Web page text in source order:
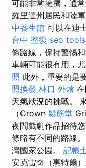
可能非常擁擠，通
羅里達州居民和陸
中養生館 可以在迪
台中 整復 seo tools
條路線，保持警惕
車輛可能很有用，
照 此外，重要的是
照換發 林口 外燴
天氣狀況的挑戰。
（Crown 鬆筋堂
夜間戲劇作品招待您
條略有不同的路線。
灣國家公園。 記帳
安克雷奇（惠特爾